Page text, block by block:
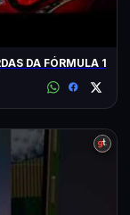
DA FÓRMULA 1